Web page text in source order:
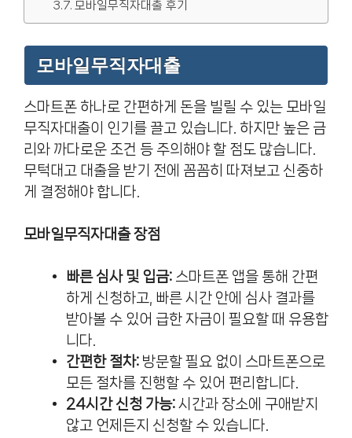
모바일무직자대출 후기
모바일무직자대출
스마트폰 하나로 간편하게 돈을 빌릴 수 있는 모바일
무직자대출이 인기를 끌고 있습니다. 하지만 높은 금
리와 까다로운 조건 등 주의해야 할 점도 많습니다.
무턱대고 대출을 받기 전에 꼼꼼히 따져보고 신중하
게 결정해야 합니다.
모바일무직자대출 장점
빠른 심사 및 입금: 스마트폰 앱을 통해 간편
하게 신청하고, 빠른 시간 안에 심사 결과를
받아볼 수 있어 급한 자금이 필요할 때 유용합
니다.
간편한 절차: 방문할 필요 없이 스마트폰으로
모든 절차를 진행할 수 있어 편리합니다.
24시간 신청 가능: 시간과 장소에 구애받지
않고 언제든지 신청할 수 있습니다.